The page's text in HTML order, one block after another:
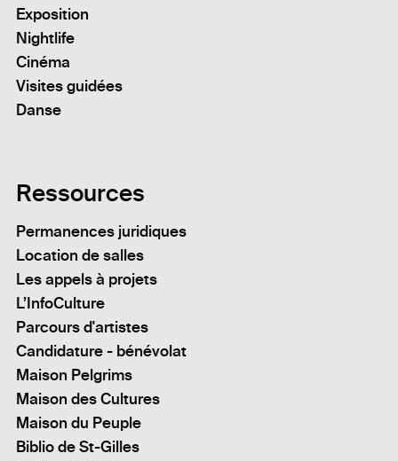
Exposition
Nightlife
Cinéma
Visites guidées
Danse
Ressources
Permanences juridiques
Location de salles
Les appels à projets
L’InfoCulture
Parcours d'artistes
Candidature - bénévolat
Maison Pelgrims
Maison des Cultures
Maison du Peuple
Biblio de St-Gilles